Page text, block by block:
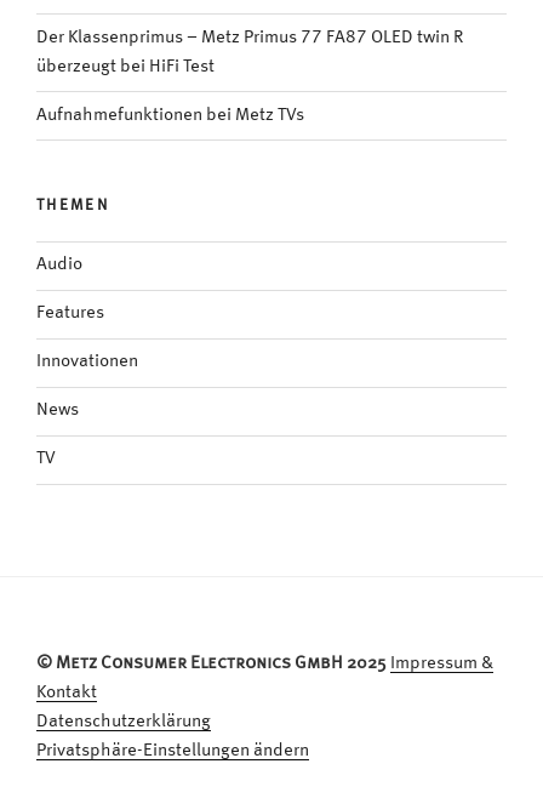
Der Klassenprimus – Metz Primus 77 FA87 OLED twin R
überzeugt bei HiFi Test
Aufnahmefunktionen bei Metz TVs
THEMEN
Audio
Features
Innovationen
News
TV
© Metz Consumer Electronics GmbH 2025 Impressum &
Kontakt
Datenschutzerklärung
Privatsphäre-Einstellungen ändern